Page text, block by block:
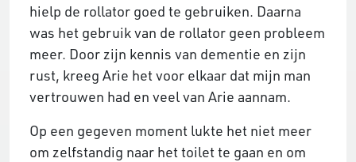
hielp de rollator goed te gebruiken. Daarna
was het gebruik van de rollator geen probleem
meer. Door zijn kennis van dementie en zijn
rust, kreeg Arie het voor elkaar dat mijn man
vertrouwen had en veel van Arie aannam.
Op een gegeven moment lukte het niet meer
om zelfstandig naar het toilet te gaan en om